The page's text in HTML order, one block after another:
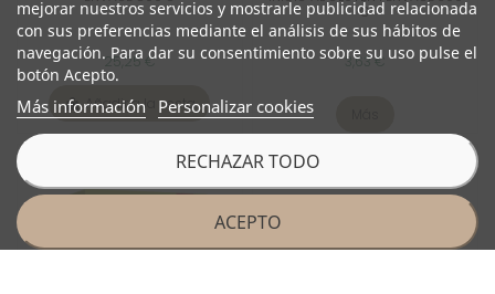
25,25 €
Añadir a la cesta
G
3,63 €
mejorar nuestros servicios y mostrarle publicidad relacionada
con sus preferencias mediante el análisis de sus hábitos de
navegación. Para dar su consentimiento sobre su uso pulse el
botón Acepto.
Más información Personalizar cookies
RECHAZAR TODO
ACEPTO